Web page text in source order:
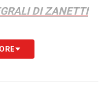
DI ZANETTI
TOP NEWS